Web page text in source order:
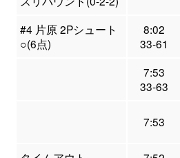
#4 片原 2Pシュート
○(6点)
8:02
33-61
7:53
33-63
7:53